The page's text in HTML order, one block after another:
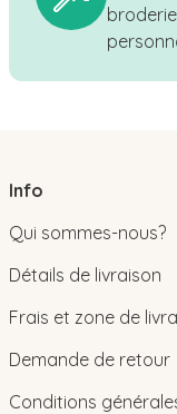
Info
Qui sommes-nous?
Détails de livraison
Frais et zone de
Demande de retour
Conditions